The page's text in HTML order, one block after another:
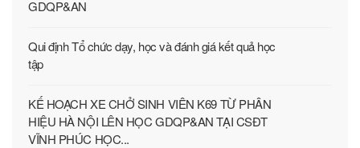
GDQP&AN
Qui định Tổ chức dạy, học và đánh giá kết quả học
tập
KẾ HOẠCH XE CHỞ SINH VIÊN K69 TỪ PHÂN
HIỆU HÀ NỘI LÊN HỌC GDQP&AN TẠI CSĐT
VĨNH PHÚC HỌC...